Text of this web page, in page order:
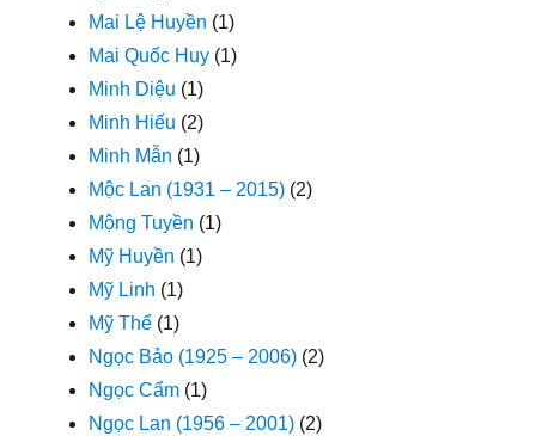
Mai Lệ Huyền (1)
Mai Quốc Huy (1)
Minh Diệu (1)
Minh Hiếu (2)
Minh Mẫn (1)
Mộc Lan (1931 – 2015) (2)
Mộng Tuyền (1)
Mỹ Huyền (1)
Mỹ Linh (1)
Mỹ Thể (1)
Ngọc Bảo (1925 – 2006) (2)
Ngọc Cẩm (1)
Ngọc Lan (1956 – 2001) (2)